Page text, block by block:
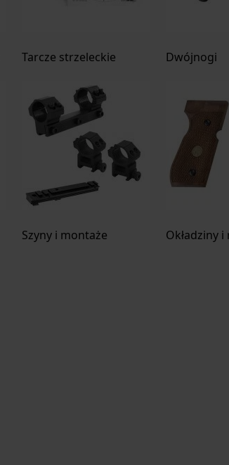
Tarcze strzeleckie Dwójnogi
Szyny i montaże Okładziny